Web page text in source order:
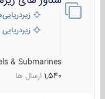
زیردریایی
& Submarines
1,540 ارسال ها